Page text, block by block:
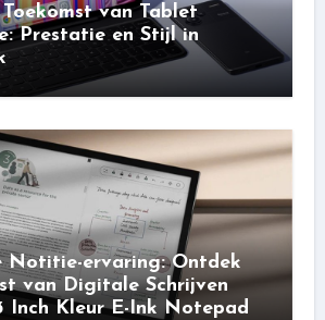
van Tablet
Prestatie en Stijl in
Notitie-ervaring: Ontdek
van Digitale Schrijven
Inch Kleur E-Ink Notepad